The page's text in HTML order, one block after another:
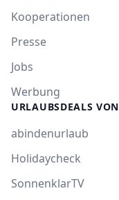
Kooperationen
Presse
Jobs
Werbung
URLAUBSDEALS VON
abindenurlaub
Holidaycheck
SonnenklarTV